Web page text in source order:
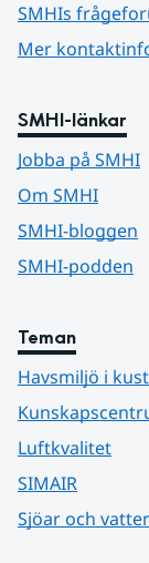
SMHIs
Mer
SMHI-länkar
Jobba på SMHI
Om SMHI
SMHI-bloggen
SMHI-podden
Teman
Havsmiljö i
Luftkvalitet
SIMAIR
Sjöar och